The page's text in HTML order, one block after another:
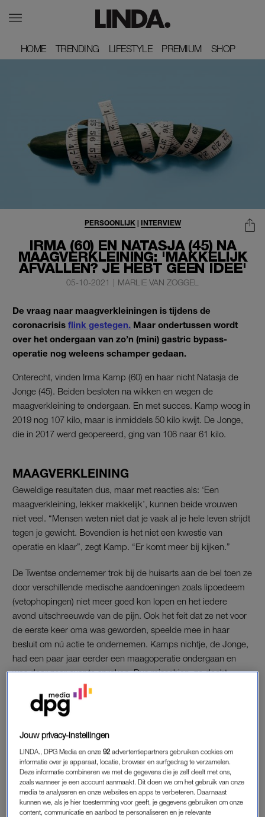
HOME
HOME TRENDING
TRENDING LIFESTYLE
LIFESTYLE PREMIUM
PREMIUM SHOP
SHOP
IRMA (60) EN NATASJA (45) NA
MAAGVERKLEINING: 'MAKKELIJK
AFVALLEN? JE HEBT GEEN IDEE'
PERSOONLIJK| INTERVIEW
05-10-2021 | MARLIE VAN ZOGGEL
De vraag naar maagverkleiningen is tijdens de
coronacrisis flink gestegen. Maar ondertussen wordt
over het ondergaan van zo’n (mini) gastric bypass-
operatie nog weleens schamper gedaan.
Onterecht, vinden Irma Kamp (60) en haar nicht Natasja de
Jonge (45). Beiden besloten na wikken en wegen de
maagverkleining te ondergaan. En met succes. Kamp woog in
2019 nog 107 kilo, maar is inmiddels 50 kilo kwijt. De Jonge,
die in 2017 werd geopereerd, ging van 106 naar 61 kilo.
MAAGVERKLEINING
Geweldige resultaten dus, maar met reacties als: ‘Een
maagverkleining, lekker makkelijk’, kunnen beide vrouwen
niet veel. “Mensen weten niet dat je vaak al je hele leven strijdt
tegen je gewicht. Bovendien is het niet een kwestie van
operatie en klaar”, zegt Kamp. “Er komt meer bij kijken.”
De Twentse ondernemer trok bij de huisarts aan de bel toen ze
door verschillende medische aandoeningen zoals lipoedeem
(vetophopingen) niet meer goed kon lopen en het iedere
avond uitschreeuwde van de pijn. Ook het feit dat ze net voor
de eerste keer oma was geworden, speelde mee in haar
besluit om nú actie te ondernemen. Kamps nichtje, de Jonge,
had een paar jaar eerder een maagoperatie ondergaan en
was daar zeer over te spreken. Dus misschien, zo dacht
Kamp, is dat ook iets voor mij.
OPERATIE
Nadat de huisarts instemde met haar verzoek, werd er een
voorbereidingstraject gestart. En dat traject is niet voor niets,
Jouw privacy-instellingen
LINDA., DPG Media en onze92 advertentiepartners gebruiken cookies om
informatie over je apparaat, locatie, browser en surfgedrag te verzamelen.
Deze informatie combineren we met de gegevens die je zelf deelt met ons,
zoals wanneer je een account aanmaakt. Dit doen we om het gebruik van onze
media te analyseren en onze websites en apps te verbeteren. Daarnaast
kunnen we, als je hier toestemming voor geeft, je gegevens gebruiken om onze
content, communicatie en aanbod te personaliseren en je relevante